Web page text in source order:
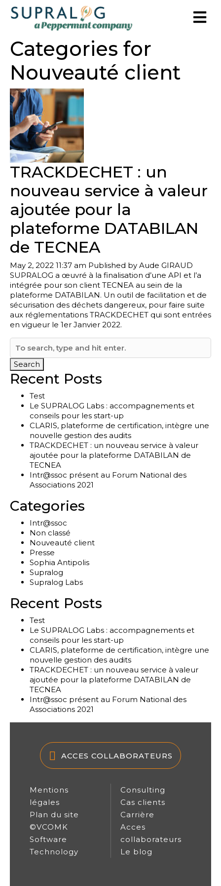
Categories for
Nouveauté client
TRACKDECHET : un
nouveau service à valeur
ajoutée pour la
plateforme DATABILAN
de TECNEA
May 2, 2022 11:37 am Published by Aude GIRAUD
SUPRALOG a œuvré à la finalisation d’une API et l’a
intégrée pour son client TECNEA au sein de la
plateforme DATABILAN. Un outil de facilitation et de
sécurisation des déchets dangereux, pour faire suite
aux réglementations TRACKDECHET qui sont entrées
en vigueur le 1er Janvier 2022.
Search
Recent Posts
Test
Le SUPRALOG Labs : accompagnements et
conseils pour les start-up
CLARIS, plateforme de certification, intègre une
nouvelle gestion des audits
TRACKDECHET : un nouveau service à valeur
ajoutée pour la plateforme DATABILAN de
TECNEA
Intr@ssoc présent au Forum National des
Associations 2021
Categories
Intr@ssoc
Non classé
Nouveauté client
Presse
Sophia Antipolis
Supralog
Supralog Labs
Recent Posts
Test
Le SUPRALOG Labs : accompagnements et
conseils pour les start-up
CLARIS, plateforme de certification, intègre une
nouvelle gestion des audits
TRACKDECHET : un nouveau service à valeur
ajoutée pour la plateforme DATABILAN de
TECNEA
Intr@ssoc présent au Forum National des
Associations 2021
ACCES COLLABORATEURS
Mentions
légales
Plan du site
©VCOMK
Software
Technology
Consulting
Cas clients
Carrière
Acces
collaborateurs
Le blog